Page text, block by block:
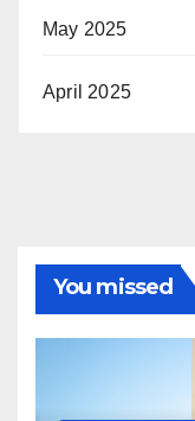
May 2025
April 2025
You missed